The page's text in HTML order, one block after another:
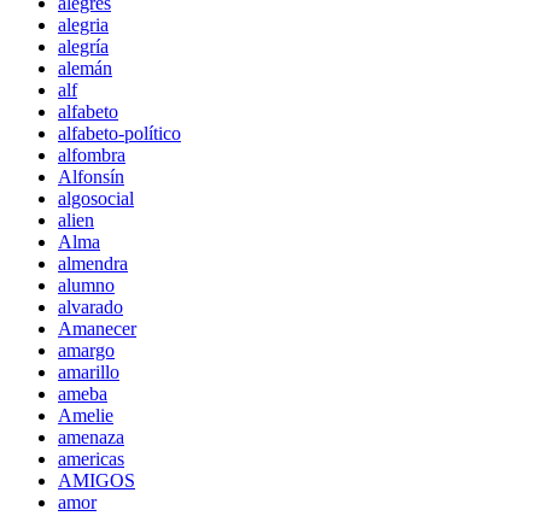
alegria
alegría
alemán
alf
alfabeto
alfabeto-político
alfombra
Alfonsín
algosocial
alien
Alma
almendra
alumno
alvarado
Amanecer
amargo
amarillo
ameba
Amelie
amenaza
americas
AMIGOS
amor